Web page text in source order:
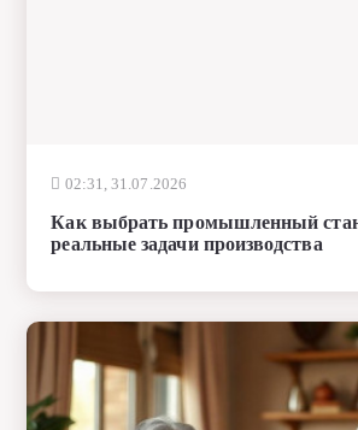
02:31, 31.07.2026
Как выбрать промышленный
реальные задачи производства